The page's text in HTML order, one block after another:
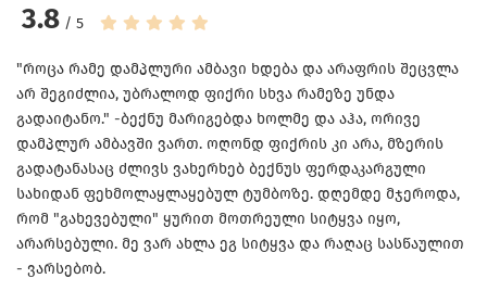
3.8 / 5
"როცა რამე დამპლური ამბავი ხდება და არაფრის შეცვლა
არ შეგიძლია, უბრალოდ ფიქრი სხვა რამეზე უნდა
გადაიტანო." -ბექნუ მარიგებდა ხოლმე და აჰა, ორივე
დამპლურ ამბავში ვართ. ოღონდ ფიქრის კი არა, მზერის
გადატანასაც ძლივს ვახერხებ ბექნუს ფერდაკარგული
სახიდან ფეხმოლაყლაყებულ ტუმბოზე. დღემდე მჯეროდა,
რომ "გახევებული" ყურით მოთრეული სიტყვა იყო,
არარსებული. მე ვარ ახლა ეგ სიტყვა და რაღაც სასწაულით
- ვარსებობ.